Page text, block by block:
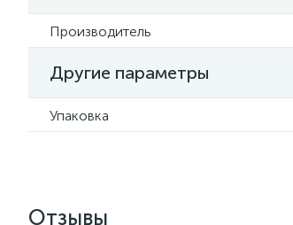
Производитель
Другие параметры
Упаковка
Отзывы